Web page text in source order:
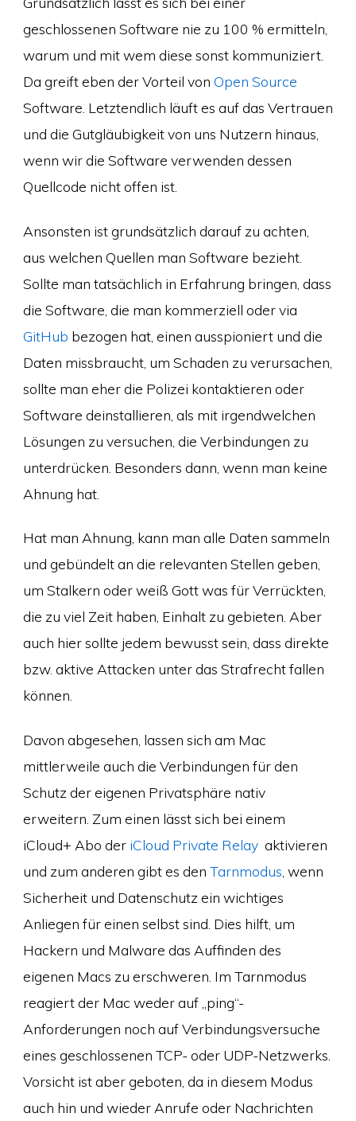
geschlossenen Software nie zu 100 % ermitteln,
warum und mit wem diese sonst kommuniziert.
Da greift eben der Vorteil von Open Source
Software. Letztendlich läuft es auf das Vertrauen
und die Gutgläubigkeit von uns Nutzern hinaus,
wenn wir die Software verwenden dessen
Quellcode nicht offen ist.
Ansonsten ist grundsätzlich darauf zu achten,
aus welchen Quellen man Software bezieht.
Sollte man tatsächlich in Erfahrung bringen, dass
die Software, die man kommerziell oder via
GitHub bezogen hat, einen ausspioniert und die
Daten missbraucht, um Schaden zu verursachen,
sollte man eher die Polizei kontaktieren oder
Software deinstallieren, als mit irgendwelchen
Lösungen zu versuchen, die Verbindungen zu
unterdrücken. Besonders dann, wenn man keine
Ahnung hat.
Hat man Ahnung, kann man alle Daten sammeln
und gebündelt an die relevanten Stellen geben,
um Stalkern oder weiß Gott was für Verrückten,
die zu viel Zeit haben, Einhalt zu gebieten. Aber
auch hier sollte jedem bewusst sein, dass direkte
bzw. aktive Attacken unter das Strafrecht fallen
können.
Davon abgesehen, lassen sich am Mac
mittlerweile auch die Verbindungen für den
Schutz der eigenen Privatsphäre nativ
erweitern. Zum einen lässt sich bei einem
iCloud+ Abo der iCloud Private Relayaktivieren
und zum anderen gibt es den Tarnmodus , wenn
Sicherheit und Datenschutz ein wichtiges
Anliegen für einen selbst sind. Dies hilft, um
Hackern und Malware das Auffinden des
eigenen Macs zu erschweren. Im Tarnmodus
reagiert der Mac weder auf „ping“-
Anforderungen noch auf Verbindungsversuche
eines geschlossenen TCP- oder UDP-Netzwerks.
Vorsicht ist aber geboten, da in diesem Modus
auch hin und wieder Anrufe oder Nachrichten